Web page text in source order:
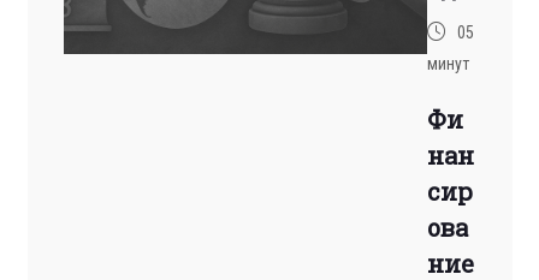
05
минут
Фи
нан
сир
ова
ние